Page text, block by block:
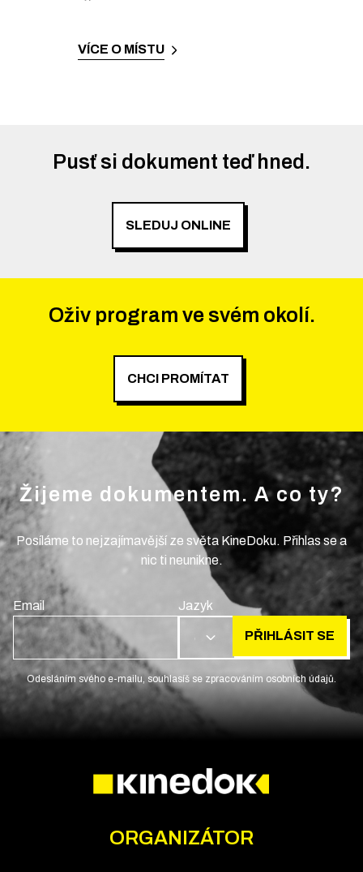
VÍCE O MÍSTU
Pusť si dokument teď hned.
SLEDUJ ONLINE
Oživ program ve svém okolí.
CHCI PROMÍTAT
Žijeme dokumentem. A co ty?
Posíláme to nejzajímavější ze světa KineDoku. Přihlas se a
nic ti neunikne.
Email Jazyk
CS PŘIHLÁSIT SE
Odesláním svého e-mailu, souhlasíš se zpracováním osobních údajů.
ORGANIZÁTOR